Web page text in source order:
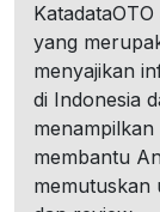
yang
menyajikan
di Indonesia
membantu
memutuskan